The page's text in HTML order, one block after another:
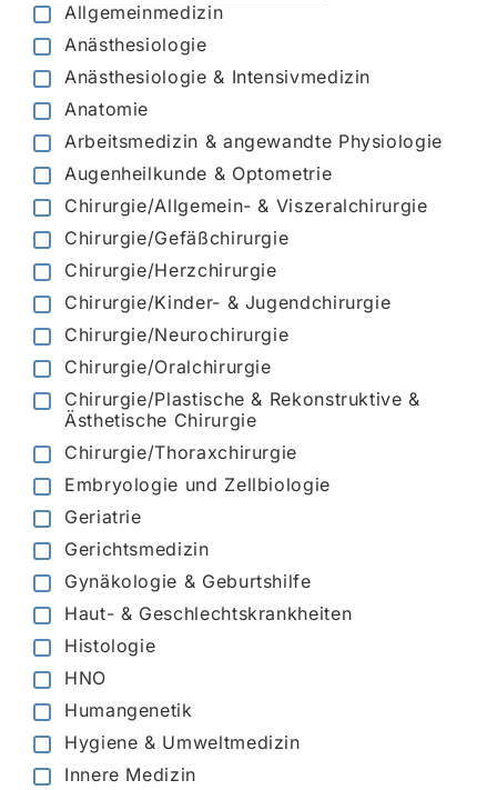
Allgemeinmedizin
Anästhesiologie
Anästhesiologie & Intensivmedizin
Anatomie
Arbeitsmedizin & angewandte Physiologie
Augenheilkunde & Optometrie
Chirurgie/Allgemein- & Viszeralchirurgie
Chirurgie/Gefäßchirurgie
Chirurgie/Herzchirurgie
Chirurgie/Kinder- & Jugendchirurgie
Chirurgie/Neurochirurgie
Chirurgie/Oralchirurgie
Chirurgie/Plastische & Rekonstruktive &
Ästhetische Chirurgie
Chirurgie/Thoraxchirurgie
Embryologie und Zellbiologie
Geriatrie
Gerichtsmedizin
Gynäkologie & Geburtshilfe
Haut- & Geschlechtskrankheiten
Histologie
HNO
Humangenetik
Hygiene & Umweltmedizin
Innere Medizin